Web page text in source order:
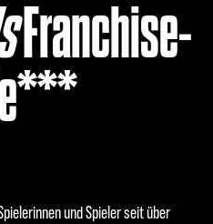
Franchise-
und Spieler seit über